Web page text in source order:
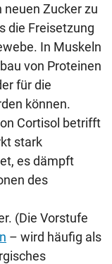
neuen Zucker zu
die Freisetzung
In Muskeln
von Proteinen
für die
können.
Cortisol betrifft
stark
es dämpft
des
(Die Vorstufe
– wird häufig als